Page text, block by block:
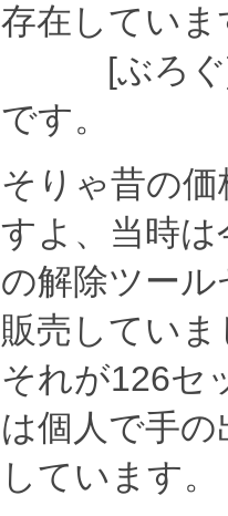
存在していま
[ぶろぐ]
です。
そりゃ昔の
すよ、当時
の解除ツー
販売してい
それが126セ
は個人で手
しています。